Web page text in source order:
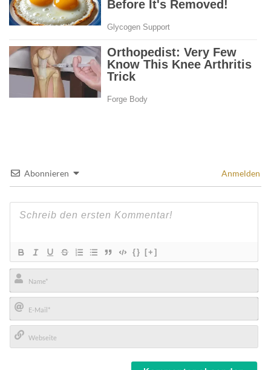
Abonnieren Anmelden
{} [+]
Name*
E-
Mail*